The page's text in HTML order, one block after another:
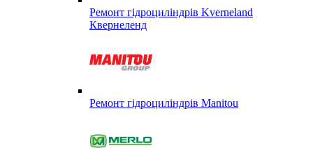
Ремонт гідроциліндрів Kverneland
Квернеленд
Ремонт гідроциліндрів Manitou